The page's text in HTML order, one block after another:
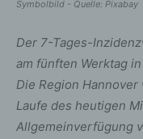
Symbolbild - Quelle: Pixabay
Der 7-Tages-
am fünften Werktag
Die Region
Laufe des heutigen
Allgemeinverfügung